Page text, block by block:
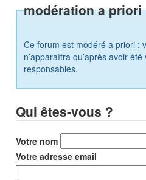
modération a priori
Ce forum est modéré a priori :
n’apparaîtra qu’après avoir
responsables.
Qui êtes-vous ?
Votre nom
Votre adresse email